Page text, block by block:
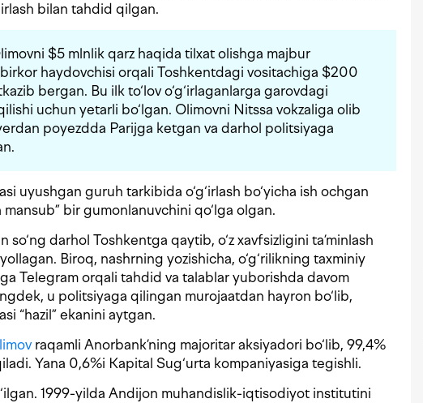
bilan tahdid qilgan.
$5 mlnlik qarz haqida tilxat olishga majbur
haydovchisi orqali Toshkentdagi vositachiga $200
bergan. Bu ilk to‘lov o‘g‘irlaganlarga garovdagi
uchun yetarli bo‘lgan. Olimovni Nitssa vokzaliga olib
poyezdda Parijga ketgan va darhol politsiyaga
uyushgan guruh tarkibida o‘g‘irlash bo‘yicha ish ochgan
mansub” bir gumonlanuvchini qo‘lga olgan.
so‘ng darhol Toshkentga qaytib, o‘z xavfsizligini ta’minlash
Biroq, nashrning yozishicha, o‘g‘rilikning taxminiy
Telegram orqali tahdid va talablar yuborishda davom
u politsiyaga qilingan murojaatdan hayron bo‘lib,
“hazil” ekanini aytgan.
raqamli Anorbank’ning majoritar aksiyadori bo‘lib, 99,4%
Yana 0,6%i Kapital Sug‘urta kompaniyasiga tegishli.
1999-yilda Andijon muhandislik-iqtisodiyot institutini